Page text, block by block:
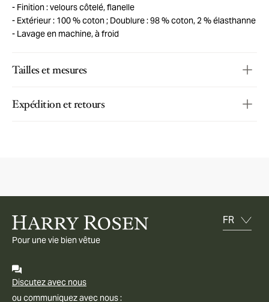
Finition : velours côtelé, flanelle
Extérieur : 100 % coton ; Doublure : 98 % coton, 2 % élasthanne
Lavage en machine, à froid
Tailles et mesures
Expédition et retours
Pour une vie bien vêtue
Discutez avec nous
ou communiquez avec nous :